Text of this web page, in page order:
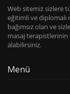
Web sitemiz sizlere
eğitimli ve diplomalı
bağımsız olan ve
masaj
alabilirsiniz.
Menü